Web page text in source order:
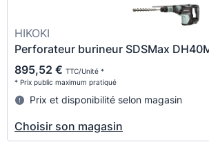
HIKOKI
Perforateur burineur SDSMax
895,52 € TTC/Unité *
* Prix public maximum pratiqué
Prix et disponibilité selon magasin
Choisir son magasin